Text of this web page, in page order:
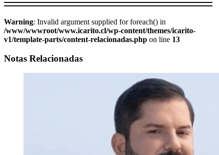
Warning: Invalid argument supplied for foreach() in
/www/wwwroot/www.icarito.cl/wp-content/themes/icarito-
v1/template-parts/content-relacionadas.php on line 13
Notas Relacionadas